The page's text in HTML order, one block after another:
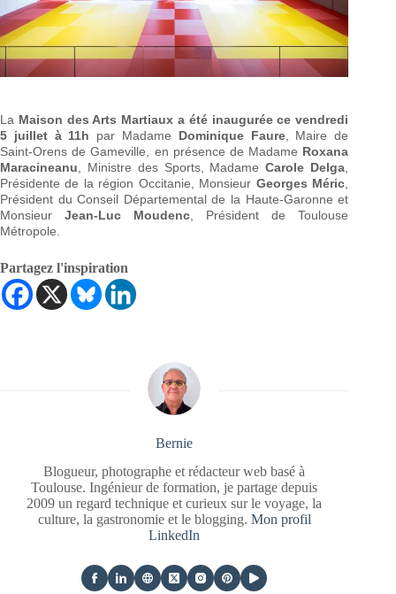
La Maison des Arts Martiaux a été inaugurée ce vendredi
5 juillet à 11h par Madame Dominique Faure, Maire de
Saint-Orens de Gameville, en présence de Madame Roxana
Maracineanu , Ministre des Sports, MadameCarole Delga
Présidente de la région Occitanie, Monsieur Georges Méric
Président du Conseil Départemental de la Haute-Garonne et
MonsieurJean-Luc Moudenc , Président de Toulouse
Métropole.
Partagez l'inspiration
Bernie
Blogueur, photographe et rédacteur web basé à
Toulouse. Ingénieur de formation, je partage depuis
2009 un regard technique et curieux sur le voyage, la
culture, la gastronomie et le blogging. Mon profil
LinkedIn